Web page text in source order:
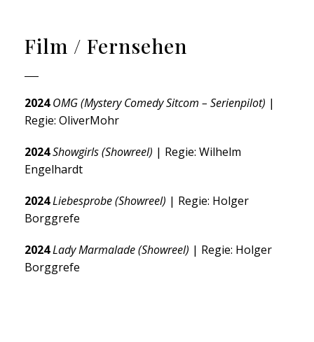
Film / Fernsehen
2024 OMG (Mystery Comedy Sitcom – Serienpilot) |
Regie: OliverMohr
2024Showgirls (Showreel) | Regie: Wilhelm
Engelhardt
2024Liebesprobe (Showreel) | Regie: Holger
Borggrefe
2024Lady Marmalade (Showreel) | Regie: Holger
Borggrefe